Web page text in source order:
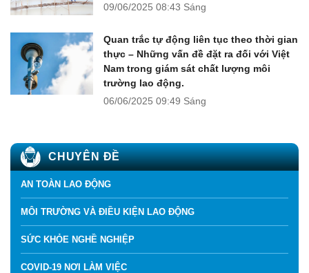
09/06/2025 08:43 Sáng
Quan trắc tự động liên tục theo thời gian
thực – Những vấn đề đặt ra đối với Việt
Nam trong giám sát chất lượng môi
trường lao động.
06/06/2025 09:49 Sáng
CHUYÊN ĐỀ
AN TOÀN LAO ĐỘNG
MÔI TRƯỜNG VÀ ĐIỀU KIỆN LAO ĐỘNG
SỨC KHỎE NGHỀ NGHIỆP
COVID-19 NƠI LÀM VIỆC